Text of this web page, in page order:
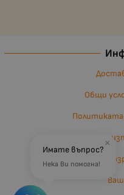
Общи
Политика за
Въпроси и
×
Имате въпрос?
Нека Ви помогна!